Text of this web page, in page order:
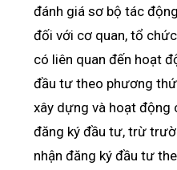
đánh giá sơ bộ tác
đối với cơ quan, tổ
có liên quan đến hoạt
đầu tư theo phương
xây dựng và hoạt động
đăng ký đầu tư, trừ
nhận đăng ký đầu tư